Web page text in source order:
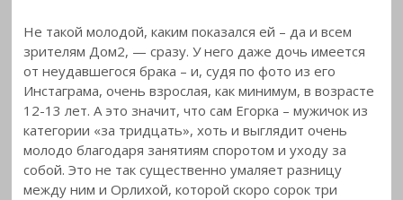
Не такой молодой, каким показался ей – да и всем
зрителям Дом2, — сразу. У него даже дочь имеется
от неудавшегося брака – и, судя по фото из его
Инстаграма, очень взрослая, как минимум, в возрасте
12-13 лет. А это значит, что сам Егорка – мужичок из
категории «за тридцать», хоть и выглядит очень
молодо благодаря занятиям споротом и уходу за
собой. Это не так существенно умаляет разницу
между ним и Орлихой, которой скоро сорок три